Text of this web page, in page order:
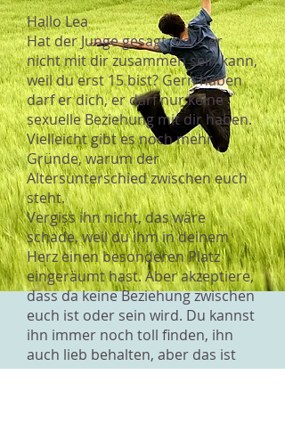
Hallo Lea
Hat der Junge gesagt, dass er
nicht mit dir zusammen sein kann,
weil du erst 15 bist? Gern haben
darf er dich, er darf nur keine
sexuelle Beziehung mit dir haben.
Vielleicht gibt es noch mehr
Gründe, warum der
Altersunterschied zwischen euch
steht.
Vergiss ihn nicht, das wäre
schade, weil du ihm in deinem
Herz einen besonderen Platz
eingeräumt hast. Aber akzeptiere,
dass da keine Beziehung zwischen
euch ist oder sein wird. Du kannst
ihn immer noch toll finden, ihn
auch lieb behalten, aber das ist
ganz allein dein Ding. Daraus wird